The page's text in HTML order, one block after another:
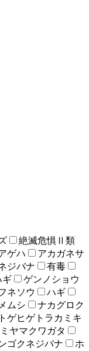
絶滅危惧Ⅱ類
ゲハ
アカガネサ
ジバナ
有毒
ギ
ゲンノショウ
ネソウ
ハギ
ムシ
ナカグロク
トゲヒゲトラカミキ
ミヤマクワガタ
ゴクネジバナ
ホ